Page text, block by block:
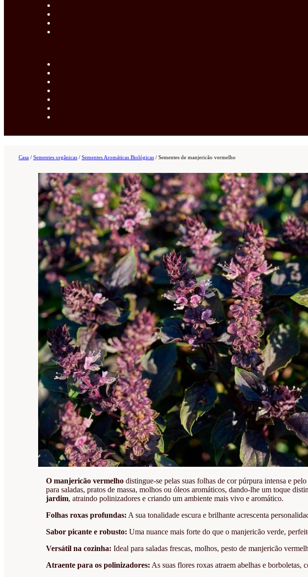
Casa / Sementes orgânicas / Sementes Aromáticas Biológicas / Sementes de manjericão vermelho
O manjericão vermelho distingue-se pelas suas folhas de cor púrpura intensa e
para saladas, pratos de massa, molhos ou óleos aromáticos, dando-lhe um toque
jardim, atraindo polinizadores e criando um ambiente mais vivo e aromático.
Folhas roxas profundas: A sua tonalidade escura e brilhante acrescenta
Sabor picante e robusto: Uma nuance mais forte do que o manjericão verde,
Versátil na cozinha: Ideal para saladas frescas, molhos, pesto de manjericão
Atraente para os polinizadores: As suas flores roxas atraem abelhas e